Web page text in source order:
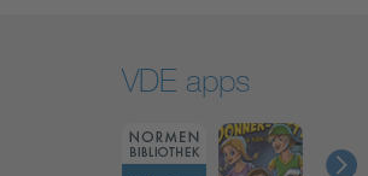
VDE apps